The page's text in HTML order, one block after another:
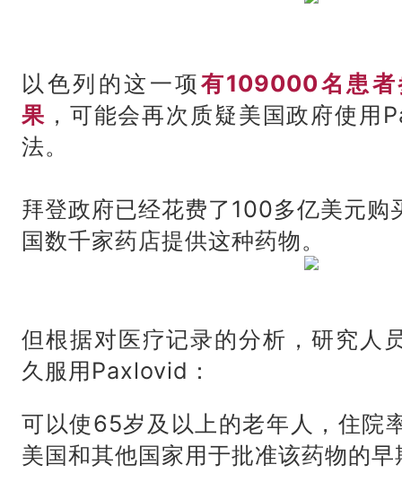
以色列的这一项有109000名患者
果 ，可能会再次质疑美国政府使用
法。
拜登政府已经花费了100多亿美元购
国数千家药店提供这种药物。
但根据对医疗记录的分析， 研究人
久服用Paxlovid：
可以使65岁及以上的老年人，住院
美国和其他国家用于批准该药物的